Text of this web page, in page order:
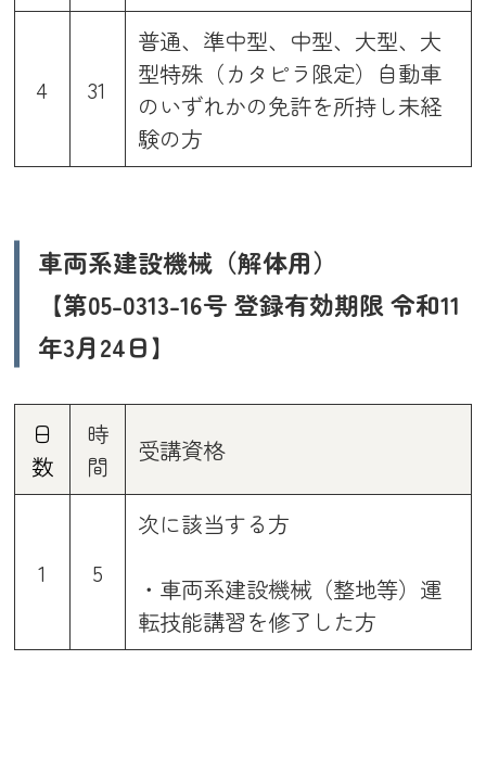
4 31
普通、準中型、中型、大型、大
型特殊（カタピラ限定）自動車
のいずれかの免許を所持し未経
験の方
車両系建設機械（解体用）
【第05-0313-16号 登録有効期限 令和11
年3月24日】
日
数
時
間
受講資格
1 5
次に該当する方
・車両系建設機械（整地等）運
転技能講習を修了した方